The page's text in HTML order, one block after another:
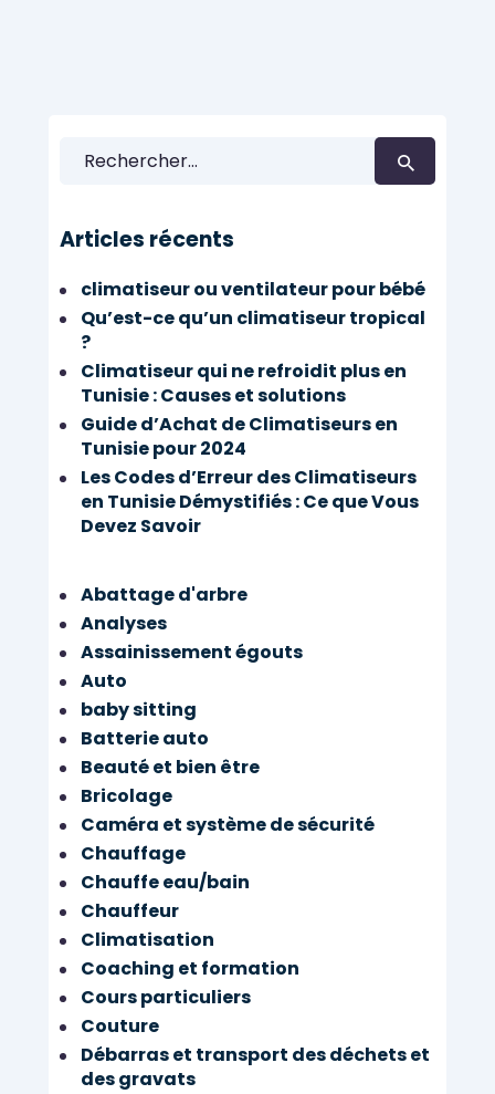
B
A
E
Share
B
E
T
E
Rechercher :
Articles récents
climatiseur ou ventilateur pour bébé
Qu’est-ce qu’un climatiseur tropical
?
Climatiseur qui ne refroidit plus en
Tunisie : Causes et solutions
Guide d’Achat de Climatiseurs en
Tunisie pour 2024
Les Codes d’Erreur des Climatiseurs
en Tunisie Démystifiés : Ce que Vous
Devez Savoir
Abattage d'arbre
Analyses
Assainissement égouts
Auto
baby sitting
Batterie auto
Beauté et bien être
Bricolage
Caméra et système de sécurité
Chauffage
Chauffe eau/bain
Chauffeur
Climatisation
Coaching et formation
Cours particuliers
Couture
Débarras et transport des déchets et
des gravats